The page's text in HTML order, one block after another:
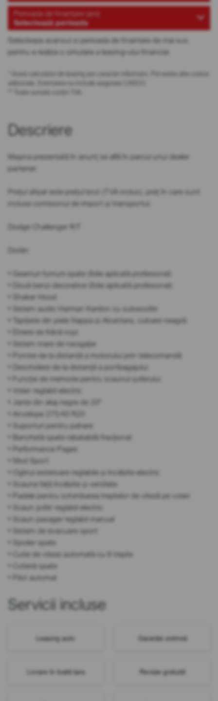
Perioada de finanțare (ani)
Selectează perioada
Selecteaza avansul si perioada de finantare de mai sus
pentru a realiza o simulare a leasing-ului financiar.
* Acest calculator de leasing are caracter informativ. Pot exista alte costuri
adiționale. Estimarea nu include asigurare CASCO.
** Toate sumele conțin TVA.
Descriere
Mașina prezentată în anunț se află în parcul unui dealer
partener.
Prețul afișat este prețul brut (TVA inclus), preț în care sunt
incluse comisionul de import și transportul.
Dodge Challenger R/T
Dotări:
• Geamuri fumurii spate (folie aplicată profesional)
• Două benzi decorative (folie aplicată profesional)
• Shaker Hood
• Sistem audio Harman Kardon cu subwoofer
• Tapițerie din piele Nappa și Alcantara, culoare neagră
• Etriere de frână roșii
• Sistem mare de navigație
• Pornire de la distanță a motorului prin telecomandă
• Deschidere de la distanță a portbagajului
• Funcție de memorie pentru scaunul șoferului
• Volan reglabil electric
• Jante din aliaj negre de 20"
• Anvelope 275/40 R20
• Suporturi pentru pahare
• Banchetă spate rabatabilă fracționat
• Performance Pages
• Mod Sport
• Oglinzi exterioare reglabile și încălzite electric
• Scaune față încălzite și ventilate
• Padele pentru schimbarea treptelor de viteză pe volan
• Scaun șofer reglabil electric
• Scaun pasager reglabil manual
• Sistem de evacuare sport
• Spoiler spate
• Cutie de viteze automată cu 8 trepte
• Cotieră spate
• Pilot automat
Servicii incluse
Leasing auto Garanție extinsă
Livrare în toată țara Revizie gratuită